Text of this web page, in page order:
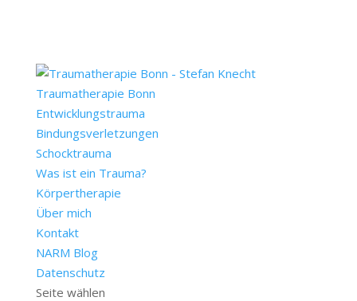
Traumatherapie Bonn
Entwicklungstrauma
Bindungsverletzungen
Schocktrauma
Was ist ein Trauma?
Körpertherapie
Über mich
Kontakt
NARM Blog
Datenschutz
Seite wählen